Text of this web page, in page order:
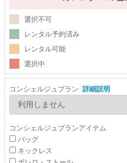
選択不可
レンタル予約済み
レンタル可能
選択中
コンシェルジュプラン 詳細説明
コンシェルジュプランアイテム
バッグ
ネックレス